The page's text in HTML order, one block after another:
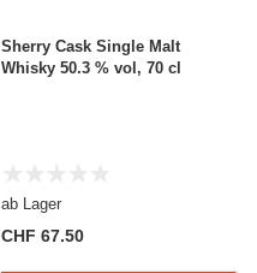
Sherry Cask Single Malt
Whisky 50.3 % vol, 70 cl
ab Lager
CHF 67.50